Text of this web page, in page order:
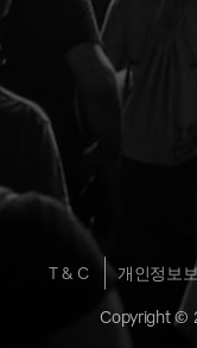
T & C 개인정보
Copyright ©